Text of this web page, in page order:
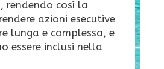
rendendo così la
azioni esecutive
lunga e complessa, e
essere inclusi nella